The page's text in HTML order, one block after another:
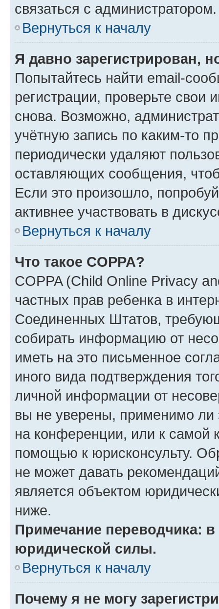
связаться с администратором.
Вернуться к началу
Я давно зарегистрирован,
Попытайтесь найти email-
регистрации, проверьте свои
снова. Возможно,
учётную запись по каким-то
периодически удаляют
оставляющих сообщения,
Если это произошло,
активнее участвовать в
Вернуться к началу
Что такое COPPA?
COPPA (Child Online Privacy
частных прав ребенка в
Соединенных Штатов,
собирать информацию от
иметь на это письменное
иного вида подтверждения
личной информации от
вы не уверены, применимо ли
на конференции, или к самой
помощью к юрисконсульту.
не может давать
является объектом
ниже.
Примечание переводчика:
юридической силы.
Вернуться к началу
Почему я не могу